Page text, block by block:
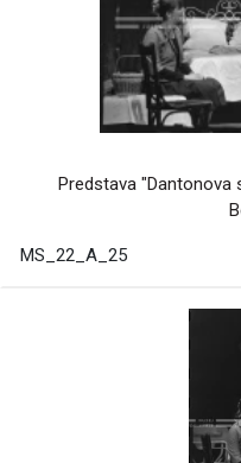
Predstava
MS_22_A_25